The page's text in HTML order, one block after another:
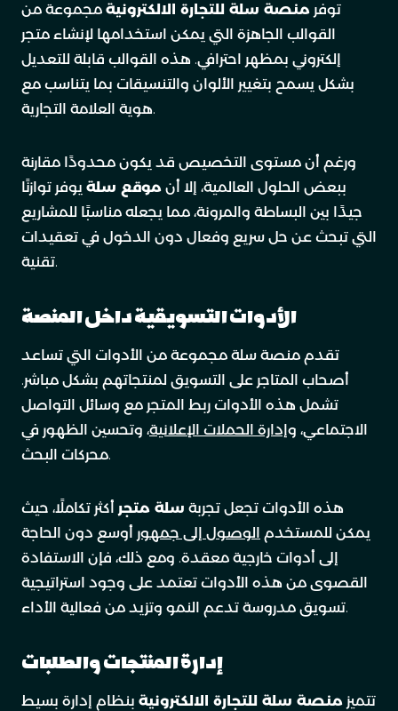
توفر منصة سلة للتجارة الالكترونية مجموعة من
القوالب الجاهزة التي يمكن استخدامها لإنشاء متجر
إلكتروني بمظهر احترافي. هذه القوالب قابلة للتعديل
بشكل يسمح بتغيير الألوان والتنسيقات بما يتناسب مع
هوية العلامة التجارية.
ورغم أن مستوى التخصيص قد يكون محدودًا مقارنة
ببعض الحلول العالمية، إلا أن موقع سلة يوفر توازنًا
جيدًا بين البساطة والمرونة، مما يجعله مناسبًا للمشاريع
التي تبحث عن حل سريع وفعال دون الدخول في تعقيدات
تقنية.
الأدوات التسويقية داخل المنصة
تقدم منصة سلة مجموعة من الأدوات التي تساعد
أصحاب المتاجر على التسويق لمنتجاتهم بشكل مباشر.
تشمل هذه الأدوات ربط المتجر مع وسائل التواصل
الاجتماعي، و إدارة الحملات الإعلانية، وتحسين الظهور في
محركات البحث.
هذه الأدوات تجعل تجربة سلة متجر أكثر تكاملًا، حيث
يمكن للمستخدم
الوصول إلى جمهور أوسع دون الحاجة
إلى أدوات خارجية معقدة. ومع ذلك، فإن الاستفادة
القصوى من هذه الأدوات تعتمد على وجود استراتيجية
تسويق مدروسة تدعم النمو وتزيد من فعالية الأداء.
إدارة المنتجات والطلبات
تتميز منصة سلة للتجارة الالكترونية بنظام إدارة بسيط